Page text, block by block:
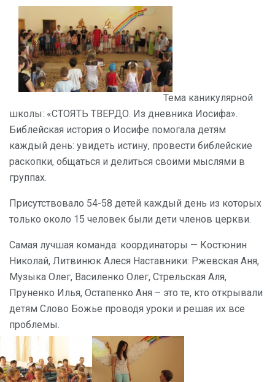
Тема каникулярной
школы: «СТОЯТЬ ТВЕРДО. Из дневника Иосифа».
Библейская история о Иосифе помогала детям
каждый день: увидеть истину, провести библейские
раскопки, общаться и делиться своими мыслями в
группах.
Присутствовало 54-58 детей каждый день из которых
только около 15 человек были дети членов церкви.
Самая лучшая команда: координаторы — Костюнин
Николай, Литвинюк Алеся Наставники: Ржевская Аня,
Музыка Олег, Василенко Олег, Стрельская Аля,
Пруненко Илья, Остапенко Аня – это те, кто открывали
детям Слово Божье проводя уроки и решая их все
проблемы.